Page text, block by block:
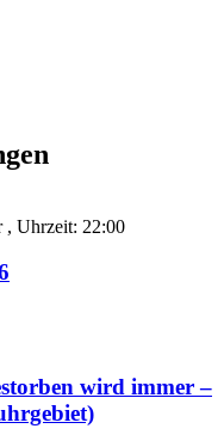
, Uhrzeit: 22:00
wird immer –